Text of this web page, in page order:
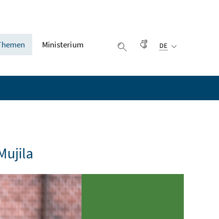
Ministerium Suche einblenden
Gebärdensprache
DE